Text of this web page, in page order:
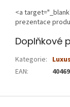
<a
prezentace
Doplňkové
Kategorie:
EAN:
Z